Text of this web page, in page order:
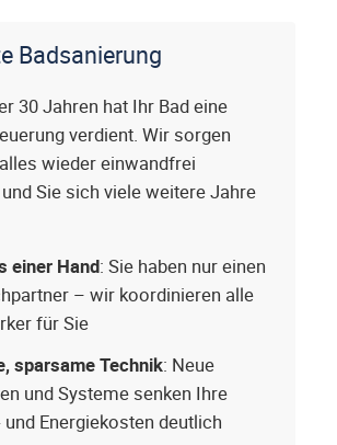
Badsanierung
30 Jahren hat Ihr Bad eine
verdient. Wir sorgen
wieder einwandfrei
Sie sich viele weitere Jahre
einer Hand: Sie haben nur einen
– wir koordinieren alle
für Sie
sparsame Technik: Neue
und Systeme senken Ihre
Energiekosten deutlich